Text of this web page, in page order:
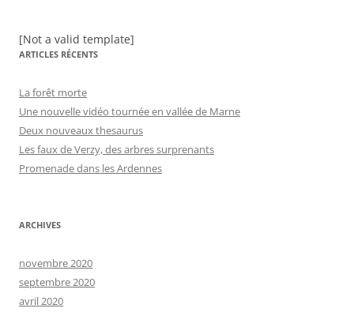
[Not a valid template]
ARTICLES RÉCENTS
La forêt morte
Une nouvelle vidéo tournée en vallée de Marne
Deux nouveaux thesaurus
Les faux de Verzy, des arbres surprenants
Promenade dans les Ardennes
ARCHIVES
novembre 2020
septembre 2020
avril 2020